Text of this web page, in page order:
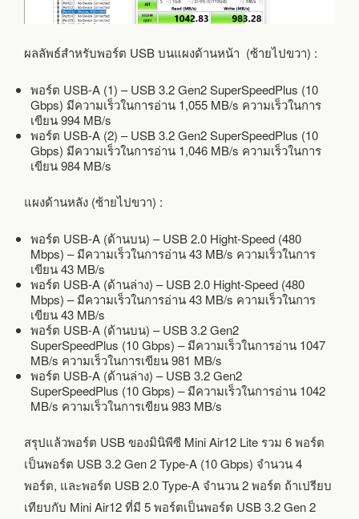
ผลลัพธ์สำหรับพอร์ต USB บนแผงด้านหน้า (ซ้ายไปขวา) :
พอร์ต USB-A (1) – USB 3.2 Gen2 SuperSpeedPlus (10
Gbps) มีความเร็วในการอ่าน 1,055 MB/s ความเร็วในการ
เขียน 994 MB/s
พอร์ต USB-A (2) – USB 3.2 Gen2 SuperSpeedPlus (10
Gbps) มีความเร็วในการอ่าน 1,046 MB/s ความเร็วในการ
เขียน 984 MB/s
แผงด้านหลัง (ซ้ายไปขวา) :
พอร์ต USB-A (ด้านบน) – USB 2.0 Hight-Speed (480
Mbps) – มีความเร็วในการอ่าน 43 MB/s ความเร็วในการ
เขียน 43 MB/s
พอร์ต USB-A (ด้านล่าง) – USB 2.0 Hight-Speed (480
Mbps) – มีความเร็วในการอ่าน 43 MB/s ความเร็วในการ
เขียน 43 MB/s
พอร์ต USB-A (ด้านบน) – USB 3.2 Gen2
SuperSpeedPlus (10 Gbps) – มีความเร็วในการอ่าน 1047
MB/s ความเร็วในการเขียน 981 MB/s
พอร์ต USB-A (ด้านล่าง) – USB 3.2 Gen2
SuperSpeedPlus (10 Gbps) – มีความเร็วในการอ่าน 1042
MB/s ความเร็วในการเขียน 983 MB/s
สรุปแล้วพอร์ต USB ของมินิพีซี Mini Air12 Lite รวม 6 พอร์ต
เป็นพอร์ต USB 3.2 Gen 2 Type-A (10 Gbps) จำนวน 4
พอร์ต, และพอร์ต USB 2.0 Type-A จำนวน 2 พอร์ต ถ้าเปรียบ
เทียบกับ Mini Air12 ที่มี 5 พอร์ตเป็นพอร์ต USB 3.2 Gen 2